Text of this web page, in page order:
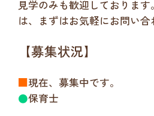
見学のみも歓迎しておりま
は、まずはお気軽にお問い合
【募集状況】
■現在、募集中です。
●保育士